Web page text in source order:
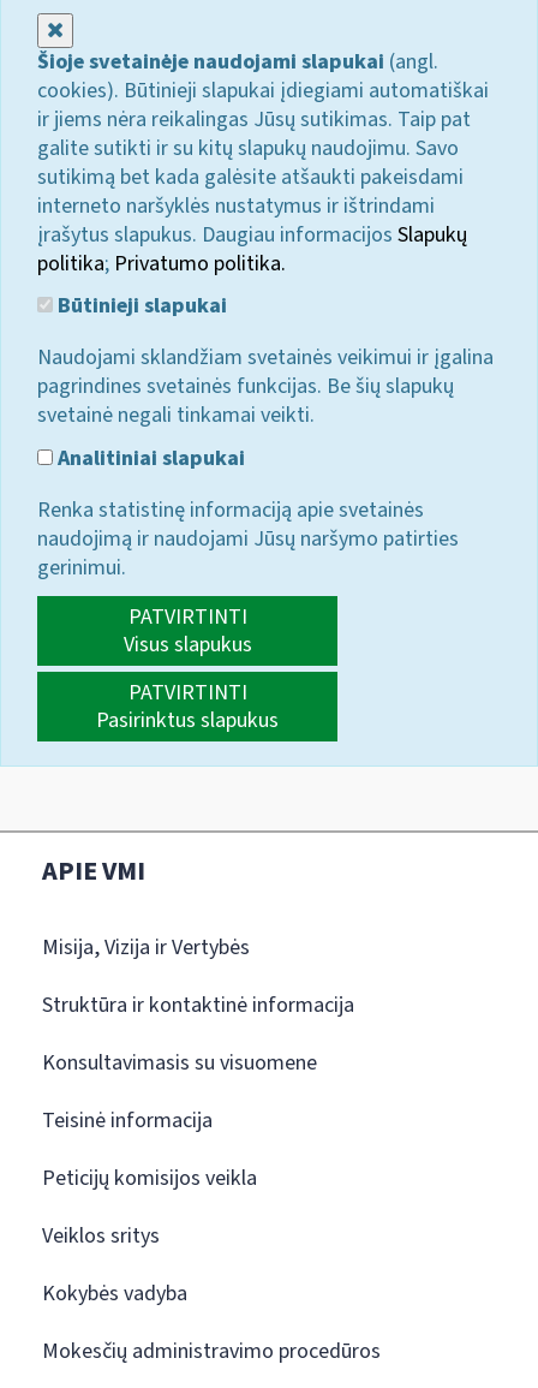
Šioje svetainėje naudojami slapukai (angl.
cookies). Būtinieji slapukai įdiegiami automatiškai
ir jiems nėra reikalingas Jūsų sutikimas. Taip pat
galite sutikti ir su kitų slapukų naudojimu. Savo
sutikimą bet kada galėsite atšaukti pakeisdami
interneto naršyklės nustatymus ir ištrindami
įrašytus slapukus. Daugiau informacijos Slapukų
politika; Privatumo politika.
Būtinieji slapukai
Naudojami sklandžiam svetainės veikimui ir įgalina
pagrindines svetainės funkcijas. Be šių slapukų
svetainė negali tinkamai veikti.
Analitiniai slapukai
Renka statistinę informaciją apie svetainės
naudojimą ir naudojami Jūsų naršymo patirties
gerinimui.
PATVIRTINTI
Visus slapukus
PATVIRTINTI
Pasirinktus slapukus
APIE VMI
Misija, Vizija ir Vertybės
Struktūra ir kontaktinė informacija
Konsultavimasis su visuomene
Teisinė informacija
Peticijų komisijos veikla
Veiklos sritys
Kokybės vadyba
Mokesčių administravimo procedūros